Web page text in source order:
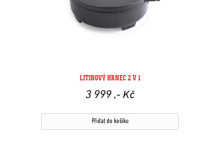
LITINOVÝ HRNEC 2 V 1
3 999 ,- Kč
Přidat do košíku